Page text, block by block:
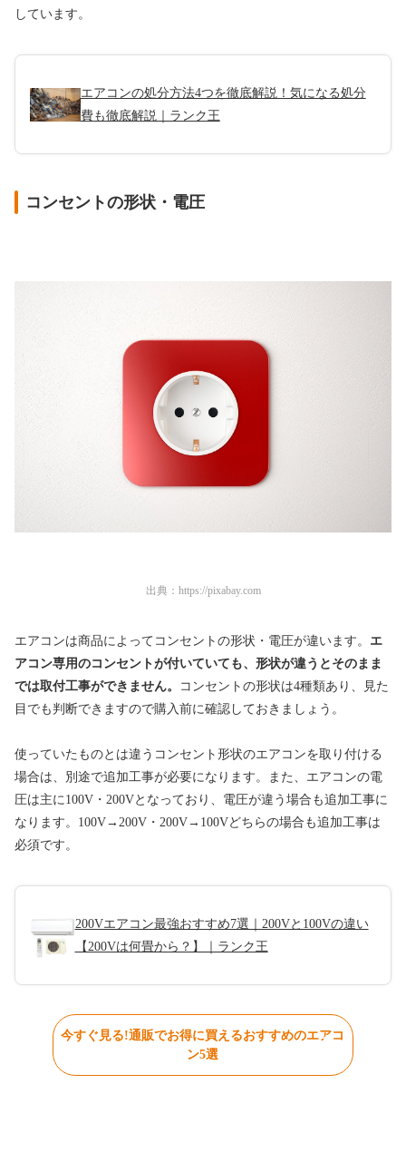
しています。
エアコンの処分方法4つを徹底解説！気になる処分
費も徹底解説｜ランク王
コンセントの形状・電圧
出典： https://pixabay.com
エアコンは商品によってコンセントの形状・電圧が違います。 エ
アコン専用のコンセントが付いていても、形状が違うとそのまま
では取付工事ができません。
コンセントの形状は4種類あり、見た
目でも判断できますので購入前に確認しておきましょう。
使っていたものとは違うコンセント形状のエアコンを取り付ける
場合は、別途で追加工事が必要になります。また、エアコンの電
圧は主に100V・200Vとなっており、電圧が違う場合も追加工事に
なります。100V→200V・200V→100Vどちらの場合も追加工事は
必須です。
200Vエアコン最強おすすめ7選｜200Vと100Vの違い
【200Vは何畳から？】｜ランク王
今すぐ見る!通販でお得に買えるおすすめのエアコ
ン5選